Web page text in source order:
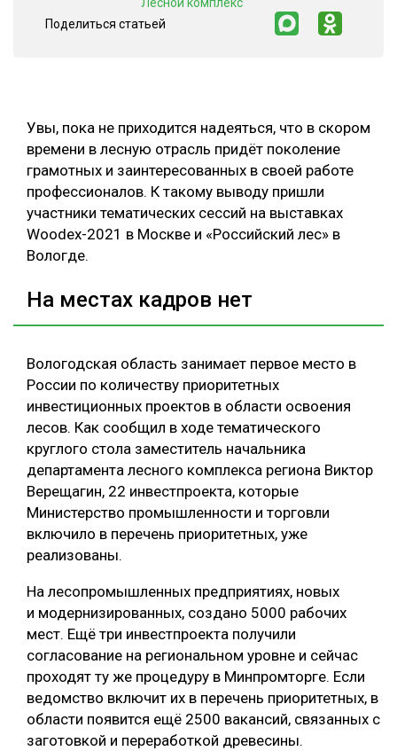
СУШКА ДРЕВЕСИНЫ
Увы, пока не приходится надеяться, что в скором
времени в лесную отрасль придёт поколение
грамотных и заинтересованных в своей работе
профессионалов. К такому выводу пришли
участники тематических сессий на выставках
Woodex-2021 в Москве и «Российский лес» в
Вологде.
На местах кадров нет
Вологодская область занимает первое место в
России по количеству приоритетных
инвестиционных проектов в области освоения
лесов. Как сообщил в ходе тематического
круглого стола заместитель начальника
департамента лесного комплекса региона Виктор
Верещагин, 22 инвестпроекта, которые
Министерство промышленности и торговли
включило в перечень приоритетных, уже
реализованы.
На лесопромышленных предприятиях, новых
и модернизированных, создано 5000 рабочих
мест. Ещё три инвестпроекта получили
согласование на региональном уровне и сейчас
проходят ту же процедуру в Минпромторге. Если
ведомство включит их в перечень приоритетных, в
области появится ещё 2500 вакансий, связанных с
заготовкой и переработкой древесины.
Поделиться статьей